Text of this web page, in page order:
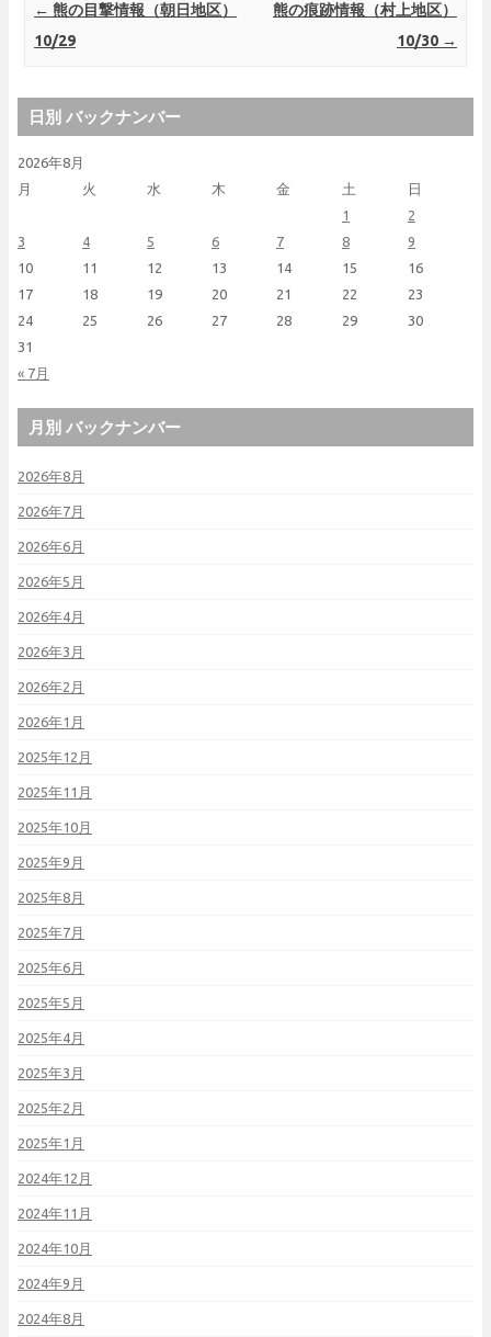
Post navigation
← 熊の目撃情報（朝日地区）
10/29
熊の痕跡情報（村上地区）
10/30 →
日別 バックナンバー
2026年8月
月
火 水 木 金 土 日
« 7月
1
2
3
4 5 6 7 8
9
10
11 12 13 14 15
16
17
18 19 20 21 22
23
24
25 26 27 28 29
30
31
月別 バックナンバー
2026年8月
2026年7月
2026年6月
2026年5月
2026年4月
2026年3月
2026年2月
2026年1月
2025年12月
2025年11月
2025年10月
2025年9月
2025年8月
2025年7月
2025年6月
2025年5月
2025年4月
2025年3月
2025年2月
2025年1月
2024年12月
2024年11月
2024年10月
2024年9月
2024年8月